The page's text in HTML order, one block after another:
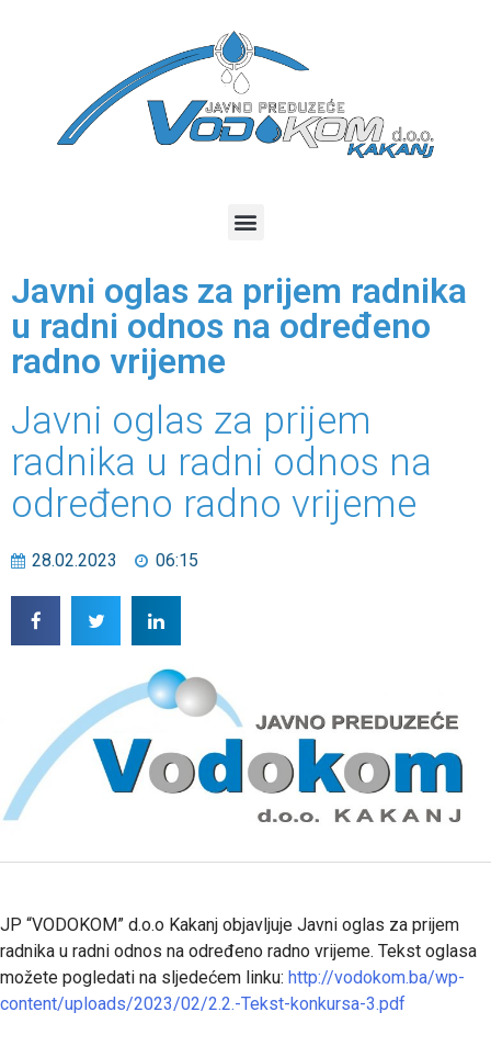
Javni oglas za prijem radnika
u radni odnos na određeno
radno vrijeme
Javni oglas za prijem
radnika u radni odnos na
određeno radno vrijeme
28.02.2023 06:15
JP “VODOKOM” d.o.o Kakanj objavljuje Javni oglas za prijem
radnika u radni odnos na određeno radno vrijeme. Tekst oglasa
možete pogledati na sljedećem linku: http://vodokom.ba/wp-
content/uploads/2023/02/2.2.-Tekst-konkursa-3.pdf